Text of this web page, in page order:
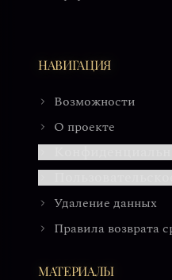
НАВИГАЦИЯ
Возможности
О проекте
Удаление данных
Правила возврата
МАТЕРИАЛЫ